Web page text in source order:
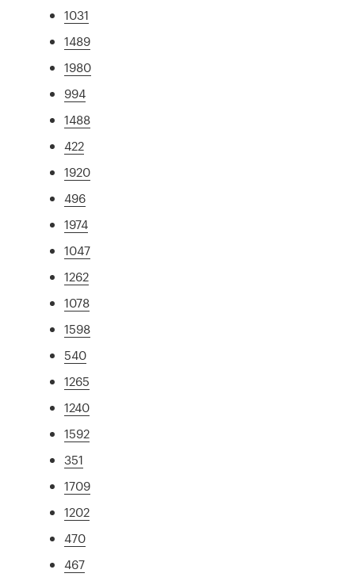
1031
1489
1980
994
1488
422
1920
496
1974
1047
1262
1078
1598
540
1265
1240
1592
351
1709
1202
470
467